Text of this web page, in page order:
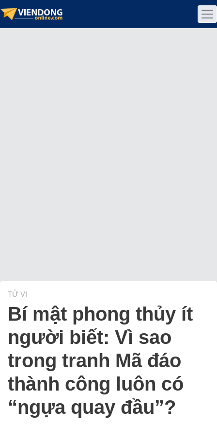
TỬ VI
Bí mật phong thủy ít
người biết: Vì sao
trong tranh Mã đáo
thành công luôn có
“ngựa quay đầu”?